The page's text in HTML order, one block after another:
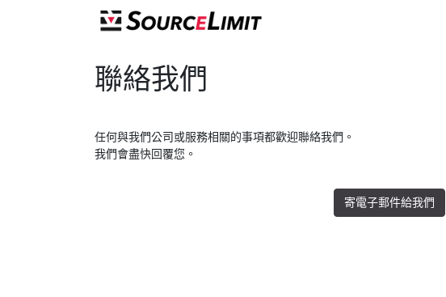
聯絡我們
任何與我們公司或服務相關的事項都歡迎聯絡我們。
我們會盡快回覆您。
寄電子郵件給我們